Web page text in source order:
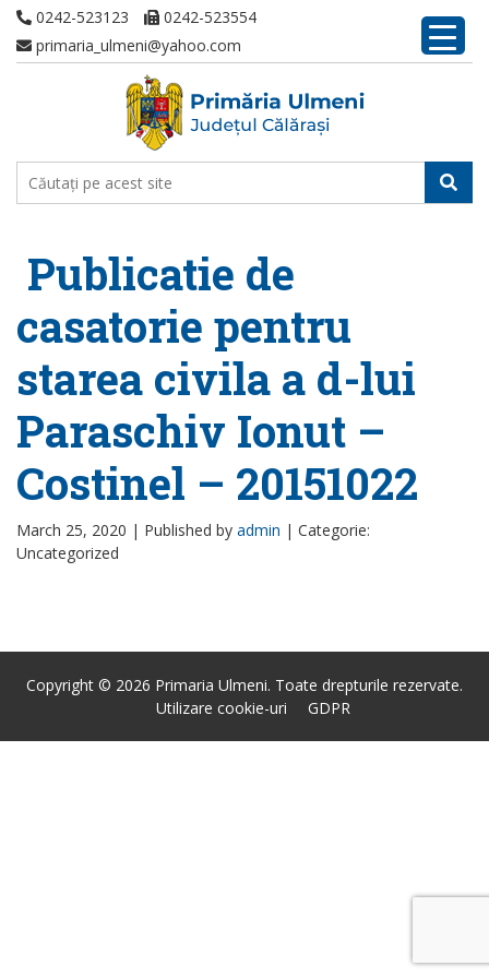
0242-523123
0242-523554
primaria_ulmeni@yahoo.com
Publicatie de
casatorie pentru
starea civila a d-lui
Paraschiv Ionut –
Costinel – 20151022
March 25, 2020 | Published by admin | Categorie:
Uncategorized
Copyright © 2026 Primaria Ulmeni. Toate drepturile rezervate.
Utilizare cookie-uri
GDPR